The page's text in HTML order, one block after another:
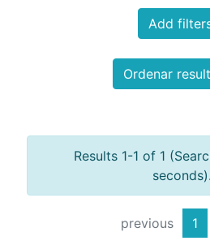
Add
Ordenar
Results 1-1 of 1
seconds).
previous 1